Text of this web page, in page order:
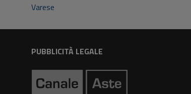
Varese
PUBBLICITÀ LEGALE